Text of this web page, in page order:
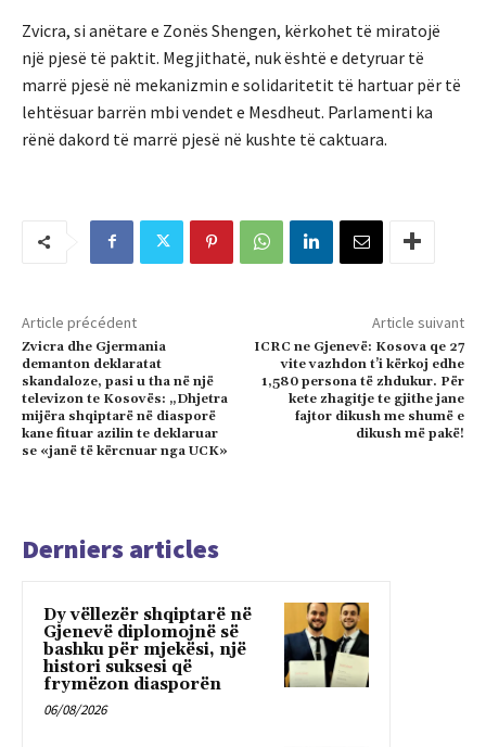
Zvicra, si anëtare e Zonës Shengen, kërkohet të miratojë
një pjesë të paktit. Megjithatë, nuk është e detyruar të
marrë pjesë në mekanizmin e solidaritetit të hartuar për të
lehtësuar barrën mbi vendet e Mesdheut. Parlamenti ka
rënë dakord të marrë pjesë në kushte të caktuara.
Article précédent
Zvicra dhe Gjermania
demanton deklaratat
skandaloze, pasi u tha në një
televizon te Kosovës: „Dhjetra
mijëra shqiptarë në diasporë
kane fituar azilin te deklaruar
se «janë të kërcnuar nga UCK»
Article suivant
ICRC ne Gjenevë: Kosova qe 27
vite vazhdon t’i kërkoj edhe
1,580 persona të zhdukur. Për
kete zhagitje te gjithe jane
fajtor dikush me shumë e
dikush më pakë!
Derniers articles
Dy vëllezër shqiptarë në
Gjenevë diplomojnë së
bashku për mjekësi, një
histori suksesi që
frymëzon diasporën
06/08/2026